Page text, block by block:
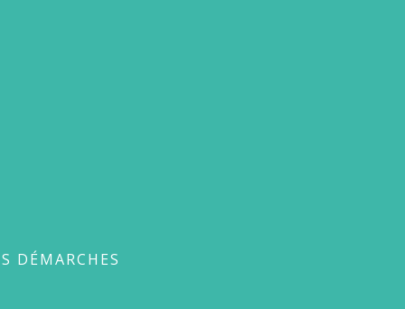
DÉMARCHES